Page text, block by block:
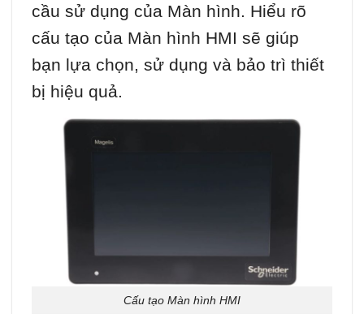
cầu sử dụng của Màn hình. Hiểu rõ
cấu tạo của Màn hình HMI sẽ giúp
bạn lựa chọn, sử dụng và bảo trì thiết
bị hiệu quả.
Cấu tạo Màn hình HMI